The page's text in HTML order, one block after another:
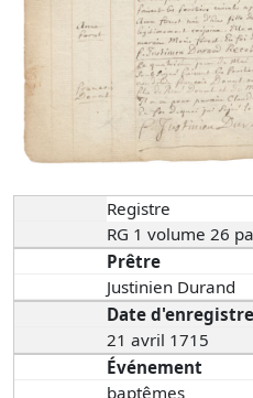
Registre
RG 1 volume 26
Prêtre
Justinien Durand
Date
21 avril 1715
Événement
baptêmes